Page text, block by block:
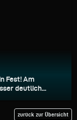
Fest! Am
deutlich...
zurück zur Übersicht